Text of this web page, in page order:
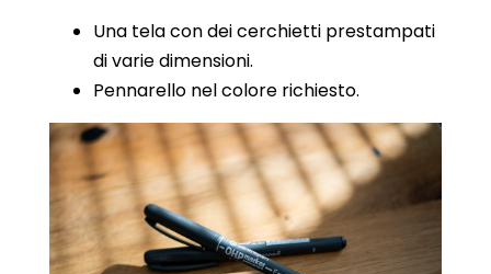
Una tela con dei cerchietti prestampati
di varie dimensioni.
Pennarello nel colore richiesto.